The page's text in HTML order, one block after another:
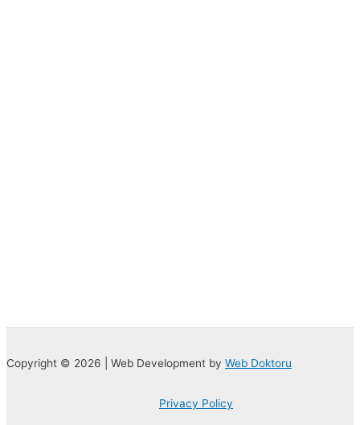
Copyright © 2026 | Web Development by Web Doktoru
Privacy Policy